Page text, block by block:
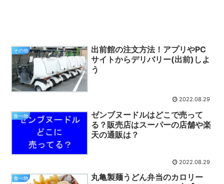
その他
出前館の注文方法！アプリやPC
サイトからデリバリー(出前)しよ
う
2022.08.29
食べ物
ゼンブヌードルはどこで売って
る？販売店はスーパーの店舗や楽
天の通販は？
2022.08.29
食べ物
丸亀製麺うどん弁当のカロリー